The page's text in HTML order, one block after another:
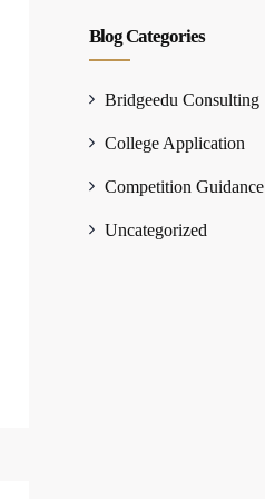
Blog Categories
Bridgeedu Consulting
College Application
Competition Guidance
Uncategorized